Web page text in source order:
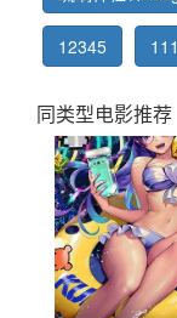
12345
同类型电影推荐